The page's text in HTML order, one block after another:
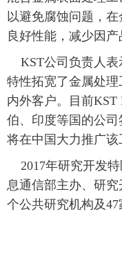
新华电视中文
以避免腐蚀问题，
良好性能，减少因产
KST公司负责人表
特性拓宽了金属处
内外客户。目前KST
伯、印度等国的公
将在中国大力推广该
2017年研究开发特
息通信部主办、研
个公共研究机构及47